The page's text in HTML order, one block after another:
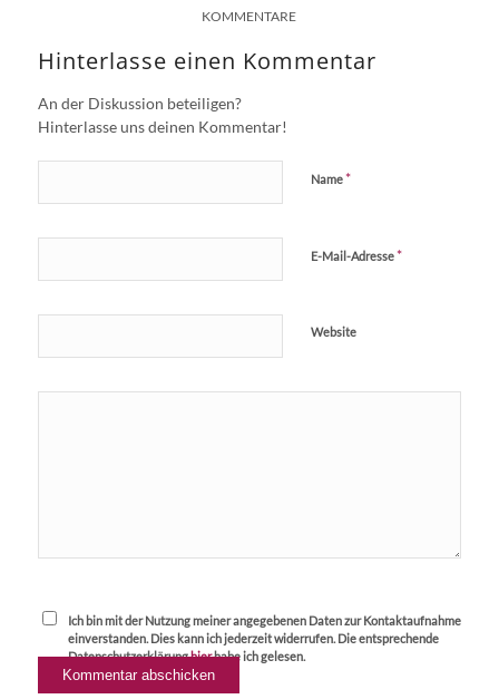
KOMMENTARE
Hinterlasse einen Kommentar
An der Diskussion beteiligen?
Hinterlasse uns deinen Kommentar!
Name*
E-Mail-Adresse*
Website
Ich bin mit der Nutzung meiner angegebenen Daten zur Kontaktaufnahme
einverstanden. Dies kann ich jederzeit widerrufen. Die entsprechende
Datenschutzerklärunghierhabe ich gelesen.